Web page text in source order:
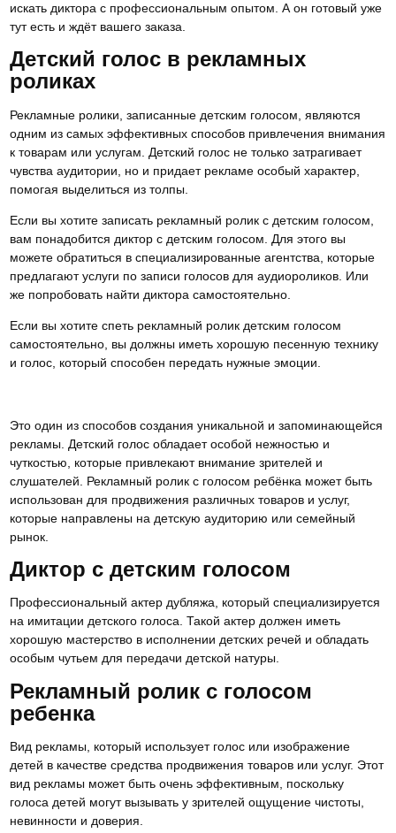
искать диктора с профессиональным опытом. А он готовый уже
тут есть и ждёт вашего заказа.
Детский голос в рекламных
роликах
Рекламные ролики, записанные детским голосом, являются
одним из самых эффективных способов привлечения внимания
к товарам или услугам. Детский голос не только затрагивает
чувства аудитории, но и придает рекламе особый характер,
помогая выделиться из толпы.
Если вы хотите записать рекламный ролик с детским голосом,
вам понадобится диктор с детским голосом. Для этого вы
можете обратиться в специализированные агентства, которые
предлагают услуги по записи голосов для аудиороликов. Или
же попробовать найти диктора самостоятельно.
Если вы хотите спеть рекламный ролик детским голосом
самостоятельно, вы должны иметь хорошую песенную технику
и голос, который способен передать нужные эмоции.
Это один из способов создания уникальной и запоминающейся
рекламы. Детский голос обладает особой нежностью и
чуткостью, которые привлекают внимание зрителей и
слушателей. Рекламный ролик с голосом ребёнка может быть
использован для продвижения различных товаров и услуг,
которые направлены на детскую аудиторию или семейный
рынок.
Диктор с детским голосом
Профессиональный актер дубляжа, который специализируется
на имитации детского голоса. Такой актер должен иметь
хорошую мастерство в исполнении детских речей и обладать
особым чутьем для передачи детской натуры.
Рекламный ролик с голосом
ребенка
Вид рекламы, который использует голос или изображение
детей в качестве средства продвижения товаров или услуг. Этот
вид рекламы может быть очень эффективным, поскольку
голоса детей могут вызывать у зрителей ощущение чистоты,
невинности и доверия.